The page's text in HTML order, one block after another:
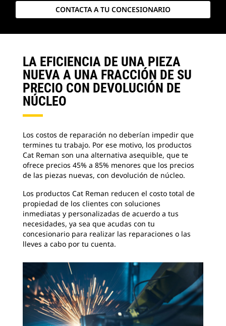
CONTACTA A TU CONCESIONARIO
LA EFICIENCIA DE UNA PIEZA
NUEVA A UNA FRACCIÓN DE SU
PRECIO CON DEVOLUCIÓN DE
NÚCLEO
Los costos de reparación no deberían impedir que
termines tu trabajo. Por ese motivo, los productos
Cat Reman son una alternativa asequible, que te
ofrece precios 45% a 85% menores que los precios
de las piezas nuevas, con devolución de núcleo.
Los productos Cat Reman reducen el costo total de
propiedad de los clientes con soluciones
inmediatas y personalizadas de acuerdo a tus
necesidades, ya sea que acudas con tu
concesionario para realizar las reparaciones o las
lleves a cabo por tu cuenta.